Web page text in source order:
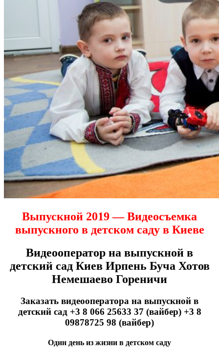
Выпускной 2019 — Видеосъемка
выпускного в детском саду в Киеве
Видеооператор на выпускной в
детский сад Киев Ирпень Буча Хотов
Немешаево Гореничи
Заказать видеооператора на выпускной в
детский сад +3 8 066 25633 37 (вайбер) +3 8
09878725 98 (вайбер)
Один день из жизни в детском саду